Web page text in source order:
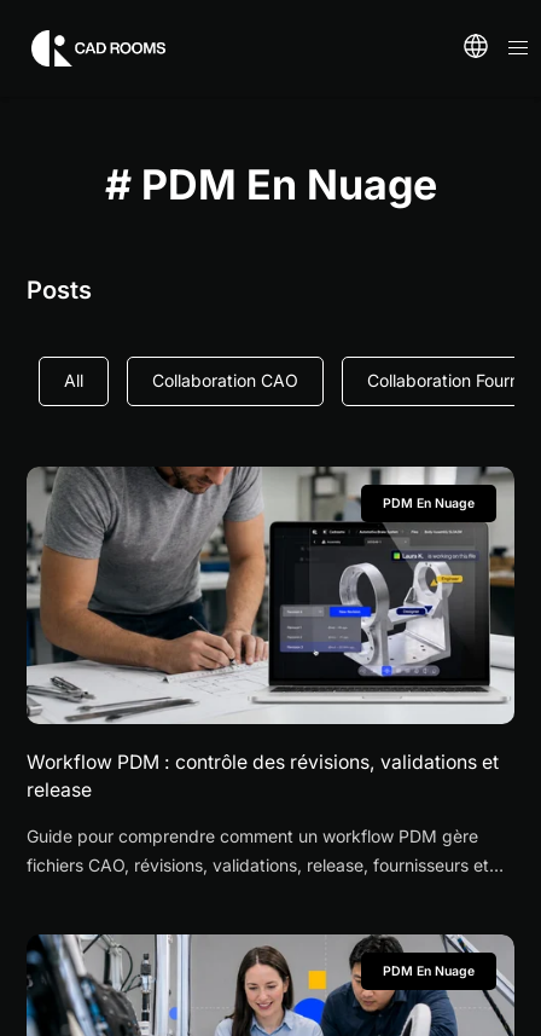
# PDM En Nuage
Posts
All Collaboration CAO Collaboration
PDM En Nuage
Workflow PDM : contrôle des révisions, validations et
release
Guide pour comprendre comment un workflow PDM gère
fichiers CAO, révisions, validations, release, fournisseurs et
PDM En Nuage